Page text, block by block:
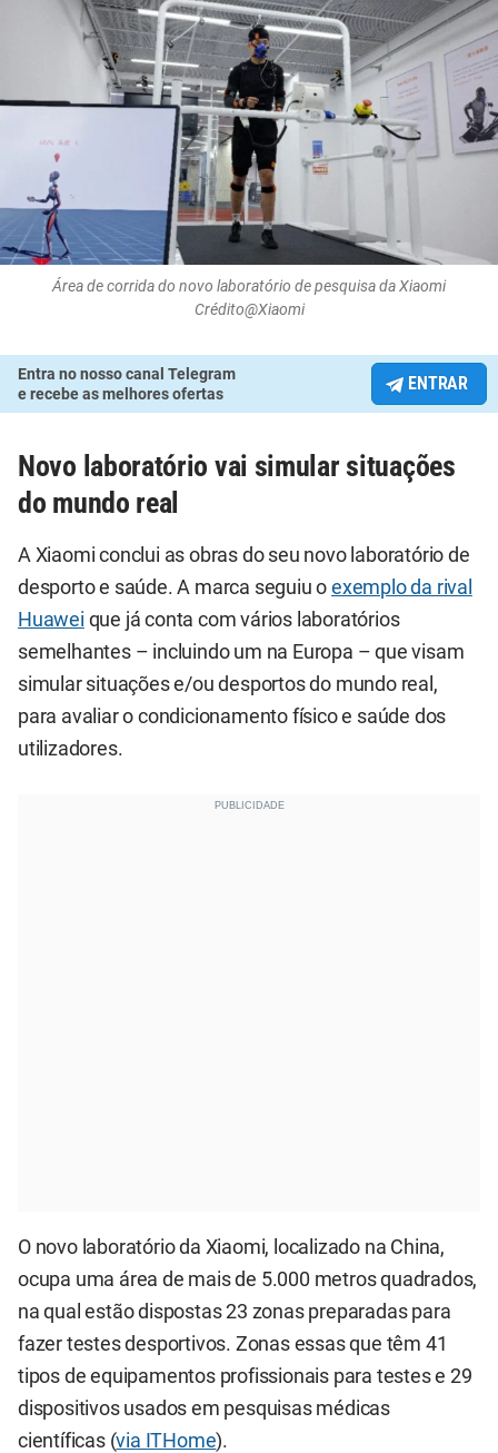
Área de corrida do novo laboratório de pesquisa da Xiaomi
Crédito@Xiaomi
Entra no nosso canal Telegram
e recebe as melhores ofertas
ENTRAR
Novo laboratório vai simular situações
do mundo real
A Xiaomi conclui as obras do seu novo laboratório de
desporto e saúde. A marca seguiu oexemplo da rival
Huawei que já conta com vários laboratórios
semelhantes – incluindo um na Europa – que visam
simular situações e/ou desportos do mundo real,
para avaliar o condicionamento físico e saúde dos
utilizadores.
O novo laboratório da Xiaomi, localizado na China,
ocupa uma área de mais de 5.000 metros quadrados,
na qual estão dispostas 23 zonas preparadas para
fazer testes desportivos. Zonas essas que têm 41
tipos de equipamentos profissionais para testes e 29
dispositivos usados em pesquisas médicas
científicas (via ITHome).